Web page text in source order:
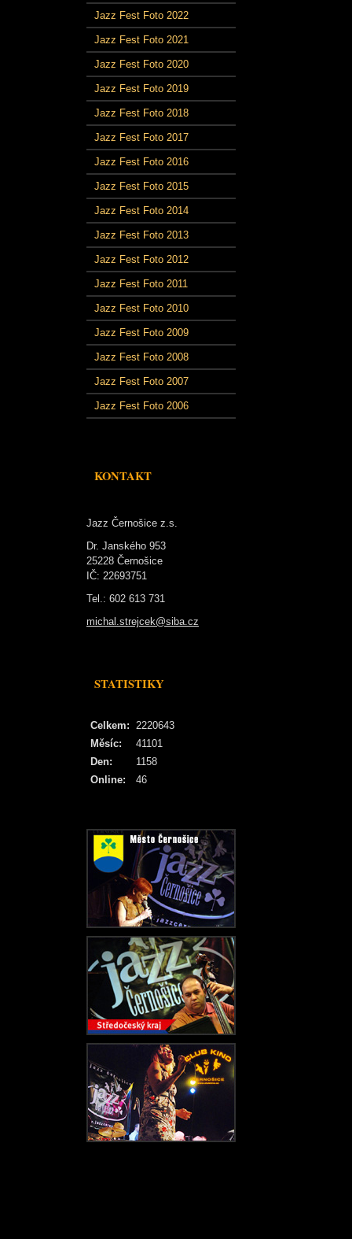
Jazz Fest Foto 2022
Jazz Fest Foto 2021
Jazz Fest Foto 2020
Jazz Fest Foto 2019
Jazz Fest Foto 2018
Jazz Fest Foto 2017
Jazz Fest Foto 2016
Jazz Fest Foto 2015
Jazz Fest Foto 2014
Jazz Fest Foto 2013
Jazz Fest Foto 2012
Jazz Fest Foto 2011
Jazz Fest Foto 2010
Jazz Fest Foto 2009
Jazz Fest Foto 2008
Jazz Fest Foto 2007
Jazz Fest Foto 2006
KONTAKT
Jazz Černošice z.s.
Dr. Janského 953
25228 Černošice
IČ: 22693751
Tel.: 602 613 731
michal.strejcek@siba.cz
STATISTIKY
Online: 46
Celkem: 2220643
Měsíc:
41101
Den:
1158